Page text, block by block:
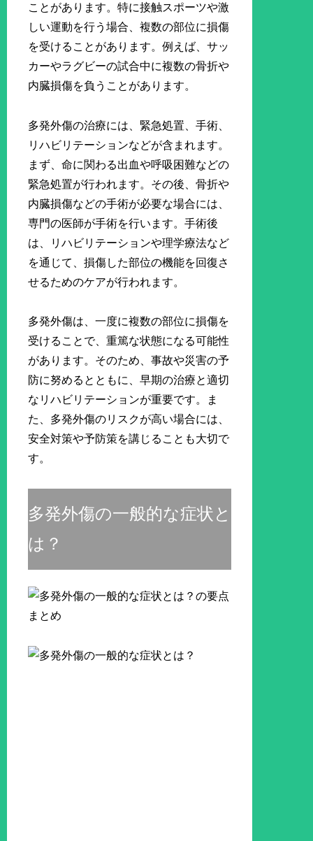
ことがあります。特に接触スポーツや激
しい運動を行う場合、複数の部位に損傷
を受けることがあります。例えば、サッ
カーやラグビーの試合中に複数の骨折や
内臓損傷を負うことがあります。
多発外傷の治療には、緊急処置、手術、
リハビリテーションなどが含まれます。
まず、命に関わる出血や呼吸困難などの
緊急処置が行われます。その後、骨折や
内臓損傷などの手術が必要な場合には、
専門の医師が手術を行います。手術後
は、リハビリテーションや理学療法など
を通じて、損傷した部位の機能を回復さ
せるためのケアが行われます。
多発外傷は、一度に複数の部位に損傷を
受けることで、重篤な状態になる可能性
があります。そのため、事故や災害の予
防に努めるとともに、早期の治療と適切
なリハビリテーションが重要です。ま
た、多発外傷のリスクが高い場合には、
安全対策や予防策を講じることも大切で
す。
多発外傷の一般的な症状と
は？